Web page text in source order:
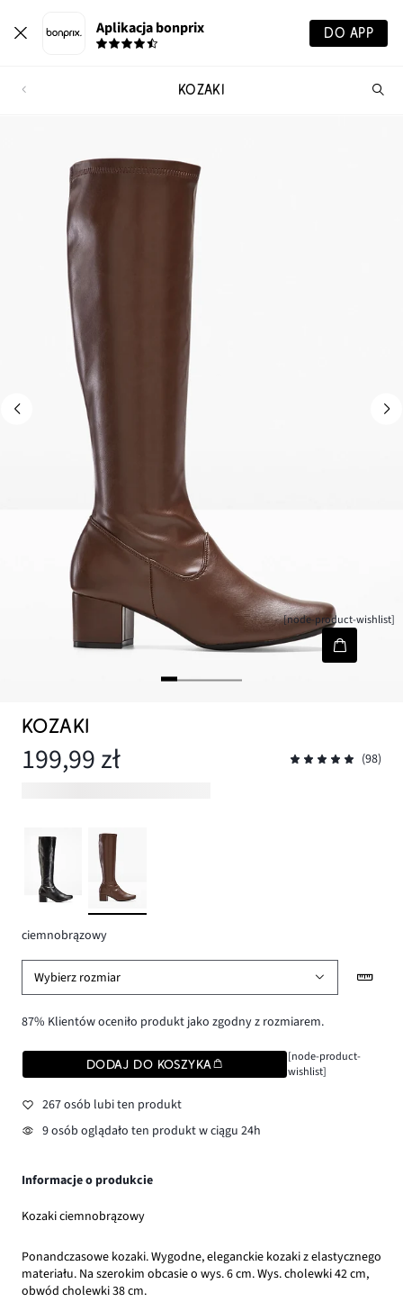
Aplikacja bonprix DO APP
KOZAKI
[node-product-wishlist]
KOZAKI
199,99 zł (98)
ciemnobrązowy
Wybierz rozmiar
87% Klientów oceniło produkt jako zgodny z rozmiarem.
DODAJ DO KOSZYKA
[node-product-
wishlist]
267 osób lubi ten produkt
9 osób oglądało ten produkt w ciągu 24h
Informacje o produkcie
Kozaki ciemnobrązowy
Ponandczasowe kozaki. Wygodne, eleganckie kozaki z elastycznego
materiału. Na szerokim obcasie o wys. 6 cm. Wys. cholewki 42 cm,
obwód cholewki 38 cm.